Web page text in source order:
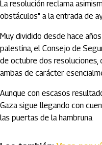
La resolución reclama
obstáculos" a la entrada de
Muy dividido desde hace
palestina, el Consejo de
de octubre dos resoluciones,
ambas de carácter
Aunque con escasos
Gaza sigue llegando con
las puertas de la hambruna.